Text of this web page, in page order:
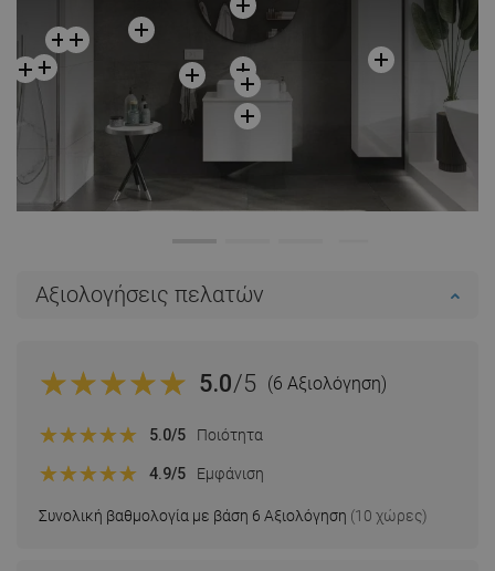
Αξιολογήσεις πελατών
5.0/5 (6 Αξιολόγηση)
Συνολική βαθμολογία με βάση 6 Αξιολόγηση (10 χώρες)
5.0/5 Ποιότητα
4.9/5 Εμφάνιση